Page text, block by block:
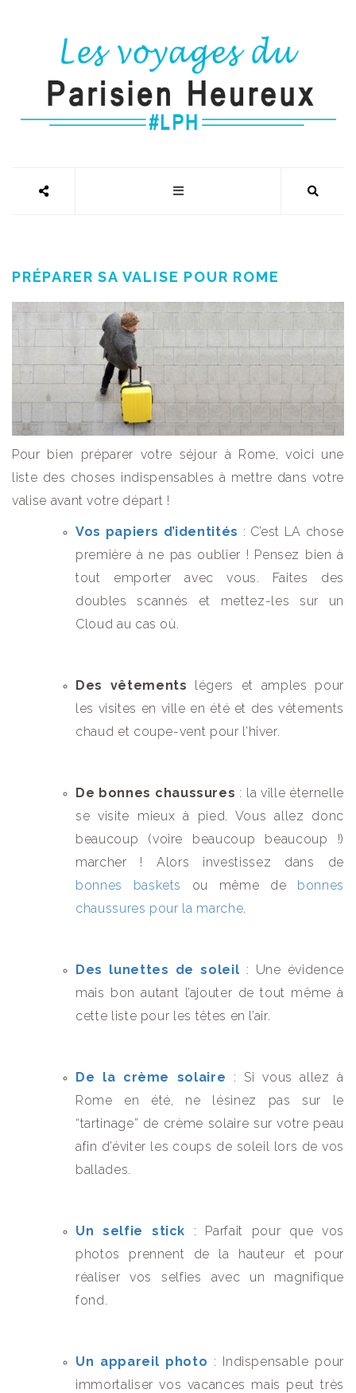
PRÉPARER SA VALISE POUR ROME
Pour bien préparer votre séjour à Rome, voici une
liste des choses indispensables à mettre dans votre
valise avant votre départ !
Vos papiers d’identités : C’est LA chose
première à ne pas oublier ! Pensez bien à
tout emporter avec vous. Faites des
doubles scannés et mettez-les sur un
Cloud au cas où.
Des vêtements légers et amples pour
les visites en ville en été et des vêtements
chaud et coupe-vent pour l’hiver.
De bonnes chaussures : la ville éternelle
se visite mieux à pied. Vous allez donc
beaucoup (voire beaucoup beaucoup !)
marcher ! Alors investissez dans de
bonnes baskets
ou même de bonnes
chaussures pour la marche
Des lunettes de soleil : Une évidence
mais bon autant l’ajouter de tout même à
cette liste pour les têtes en l’air.
De la crème solaire : Si vous allez à
Rome en été, ne lésinez pas sur le
“tartinage” de crème solaire sur votre peau
afin d’éviter les coups de soleil lors de vos
ballades.
Un selfie stick
: Parfait pour que vos
photos prennent de la hauteur et pour
réaliser vos selfies avec un magnifique
fond.
Un appareil photo : Indispensable pour
immortaliser vos vacances mais peut très